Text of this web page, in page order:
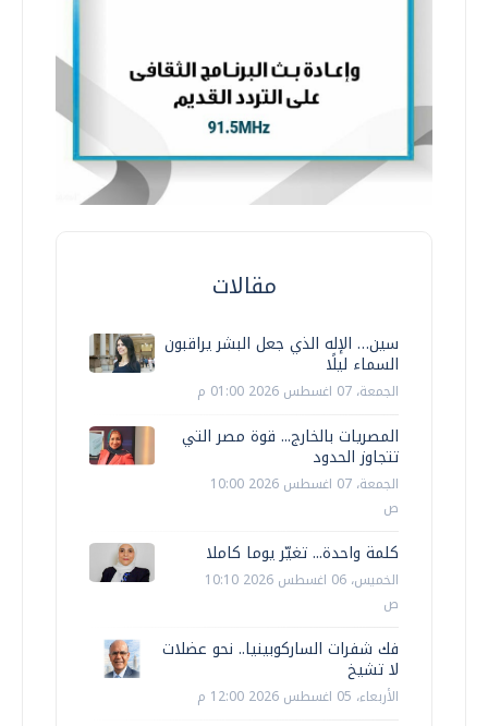
مقالات
سين… الإله الذي جعل البشر يراقبون
السماء ليلًا
الجمعة، 07 اغسطس 2026 01:00 م
المصريات بالخارج... قوة مصر التي
تتجاوز الحدود
الجمعة، 07 اغسطس 2026 10:00
ص
كلمة واحدة... تغيّر يوما كاملا
الخميس، 06 اغسطس 2026 10:10
ص
فك شفرات الساركوبينيا.. نحو عضلات
لا تشيخ
الأربعاء، 05 اغسطس 2026 12:00 م